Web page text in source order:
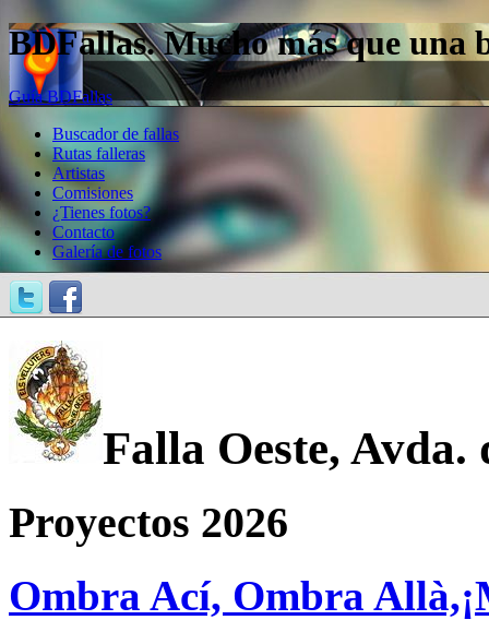
BDFallas. Mucho más que una
Guía BDFallas
Buscador de fallas
Rutas falleras
Artistas
Comisiones
¿Tienes fotos?
Contacto
Galería de fotos
Falla Oeste,
Proyectos 2026
Ombra Ací, Ombra